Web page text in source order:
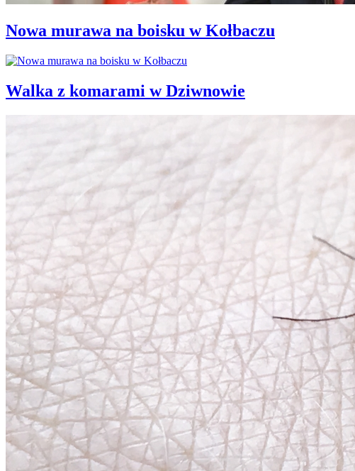
Nowa murawa na boisku w Kołbaczu
Walka z komarami w Dziwnowie